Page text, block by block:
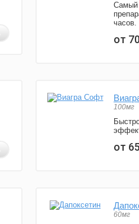
Самый
часов.
от
100мг
от
60мг